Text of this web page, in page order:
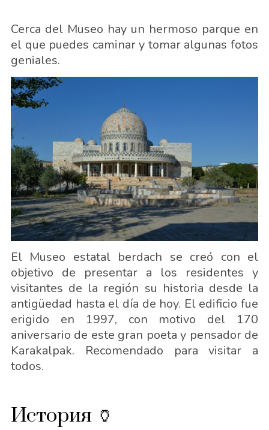
Cerca del Museo hay un hermoso parque en
el que puedes caminar y tomar algunas fotos
geniales.
El Museo estatal berdach se creó con el
objetivo de presentar a los residentes y
visitantes de la región su historia desde la
antigüedad hasta el día de hoy. El edificio fue
erigido en 1997, con motivo del 170
aniversario de este gran poeta y pensador de
Karakalpak. Recomendado para visitar a
todos.
История 🏺